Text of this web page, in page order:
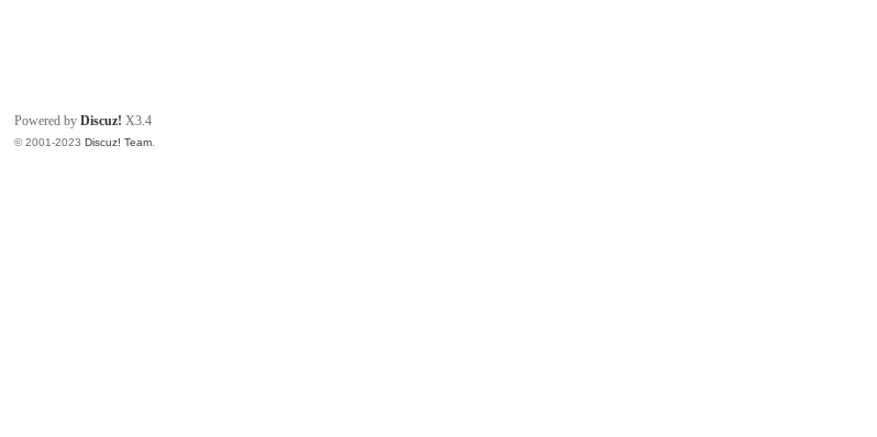
Powered byDiscuz! X3.4
© 2001-2023Discuz! Team